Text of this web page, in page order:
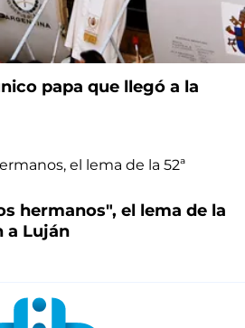
papa que llegó a la
hermanos", el lema de la
a Luján